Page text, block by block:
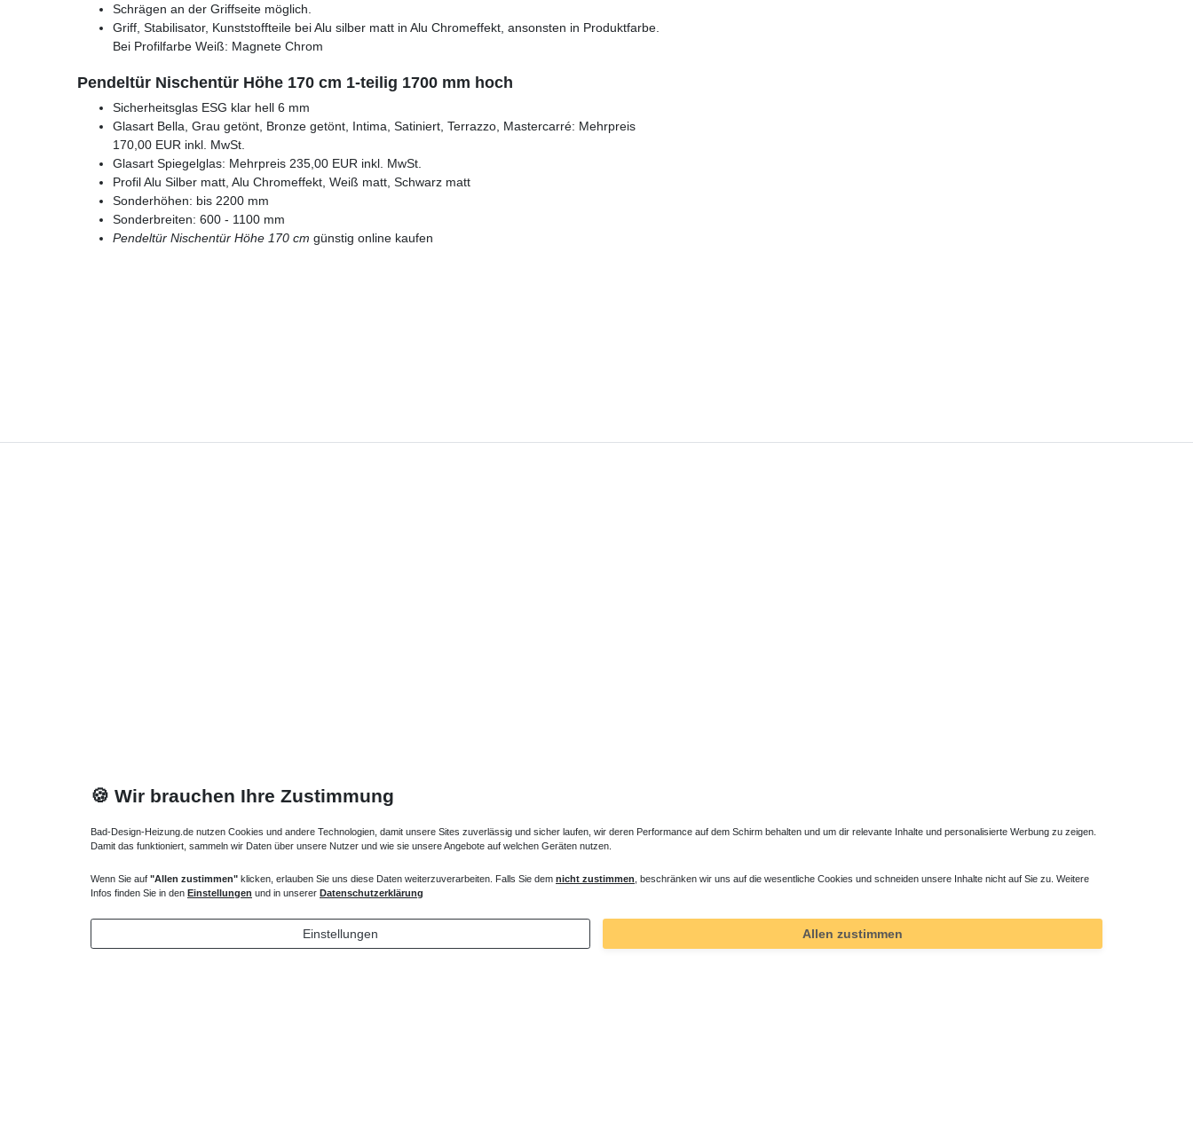
Schrägen an der Griffseite möglich.
Griff, Stabilisator, Kunststoffteile bei Alu silber matt in Alu Chromeffekt, ansonsten in Produktfarbe.
Bei Profilfarbe Weiß: Magnete Chrom
Pendeltür Nischentür Höhe 170 cm 1-teilig 1700 mm hoch
Sicherheitsglas ESG klar hell 6 mm
Glasart Bella, Grau getönt, Bronze getönt, Intima, Satiniert, Terrazzo, Mastercarré: Mehrpreis
170,00 EUR inkl. MwSt.
Glasart Spiegelglas: Mehrpreis 235,00 EUR inkl. MwSt.
Profil Alu Silber matt, Alu Chromeffekt, Weiß matt, Schwarz matt
Sonderhöhen: bis 2200 mm
Sonderbreiten: 600 - 1100 mm
Pendeltür Nischentür Höhe 170 cm günstig online kaufen
Duschsystem für vorhandene Armatur
353,85 € *
Duschsäule ohne Armatur
353,85 € *
*inkl. ges. MwSt.
Duschsäule ohne Brausebatterie
353,85 € *
Duschsystem ohne Armatur
405,30 € *
*inkl. ges. MwSt.
🍪 Wir brauchen Ihre Zustimmung
Bad-Design-Heizung.de nutzen Cookies und andere Technologien, damit unsere Sites zuverlässig und sicher laufen, wir deren Performance auf dem Schirm behalten und um dir relevante Inhalte und personalisierte Werbung zu zeigen.
Damit das funktioniert, sammeln wir Daten über unsere Nutzer und wie sie unsere Angebote auf welchen Geräten nutzen.
Wenn Sie auf "Allen zustimmen" klicken, erlauben Sie uns diese Daten weiterzuverarbeiten. Falls Sie dem nicht zustimmen , beschränken wir uns auf die wesentliche Cookies und schneiden unsere Inhalte nicht auf Sie zu. Weitere
Infos finden Sie in den Einstellungen und in unserer Datenschutzerklärung
Einstellungen Allen zustimmen